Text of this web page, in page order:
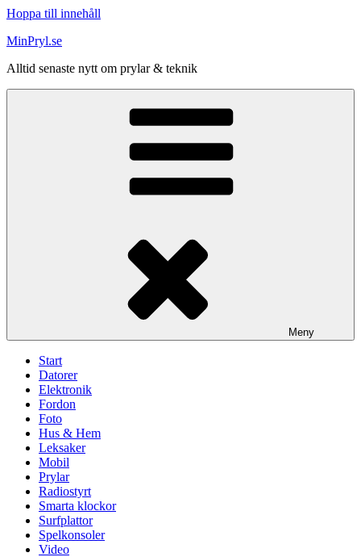
Hoppa till innehåll
MinPryl.se
Alltid senaste nytt om prylar & teknik
Meny
Start
Datorer
Elektronik
Fordon
Foto
Hus & Hem
Leksaker
Mobil
Prylar
Radiostyrt
Smarta klockor
Surfplattor
Spelkonsoler
Video